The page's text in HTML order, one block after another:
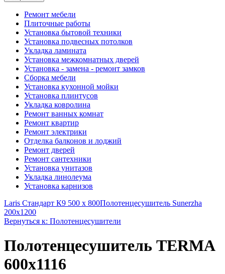
Ремонт мебели
Плиточные работы
Установка бытовой техники
Установка подвесных потолков
Укладка ламината
Установка межкомнатных дверей
Установка - замена - ремонт замков
Сборка мебели
Установка кухонной мойки
Установка плинтусов
Укладка ковролина
Ремонт ванных комнат
Ремонт квартир
Ремонт электрики
Отделка балконов и лоджий
Ремонт дверей
Ремонт сантехники
Установка унитазов
Укладка линолеума
Установка карнизов
Laris Стандарт К9 500 х 800Полотенцесушитель Sunerzha
200x1200
Вернуться к: Полотенцесушители
Полотенцесушитель TERMA
600x1116